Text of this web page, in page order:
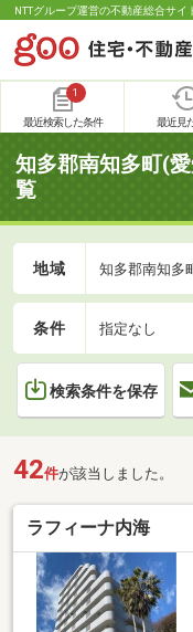
NTTグループ運営の不動産総合サイ
1
最近検索した条件 最近見
知多郡南知多町(
覧
地域 知多郡南知多
条件 指定なし
検索条件を保存
42件が該当しました。
ラフィーナ内海